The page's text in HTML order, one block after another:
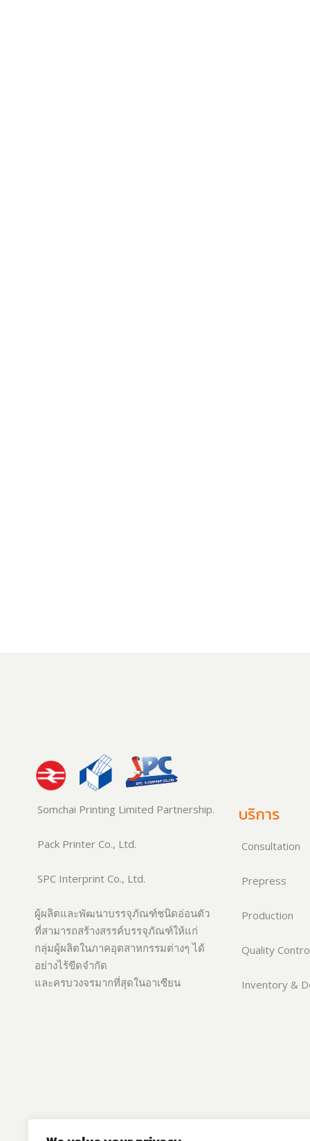
Somchai Printing Limited Partnership.
Pack Printer Co., Ltd.
SPC Interprint Co., Ltd.
ผู้ผลิตและพัฒนาบรรจุภัณฑ์ชนิดอ่อนตัว
ที่สามารถสร้างสรรค์บรรจุภัณฑ์ให้แก่
กลุ่มผู้ผลิตในภาคอุตสาหกรรมต่างๆ ได้
อย่างไร้ขีดจำกัด
และครบวงจรมากที่สุดในอาเซียน
บริการ
Consultation
Prepress
Production
Quality
Inventory &